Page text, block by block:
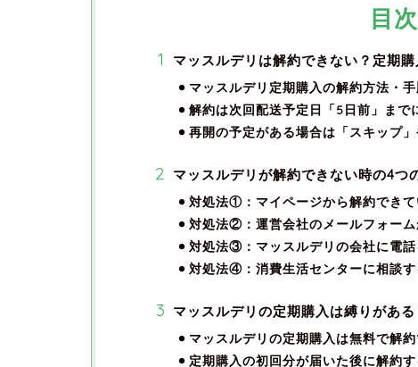
目次
マッスルデリは解約できない？定期
マッスルデリ定期購入の解約方法・
解約は次回配送予定日「5日前」まで
再開の予定がある場合は「スキップ
マッスルデリが解約できない時の4つ
対処法①：マイページから解約できて
対処法②：運営会社のメールフォーム
対処法③：マッスルデリの会社に電話
対処法④：消費生活センターに相談す
マッスルデリの定期購入は縛りがあ
マッスルデリの定期購入は無料で解約
定期購入の初回分が届いた後に解約